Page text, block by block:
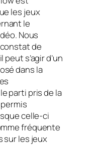
les jeux
le
Nous
de
s’agir d’un
dans la
parti pris de la
celle-ci
fréquente
sur les jeux